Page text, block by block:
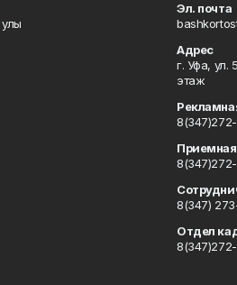
Эл. почта
Адрес
г. Уфа, ул.
этаж
Приемная
8(347)
Отдел